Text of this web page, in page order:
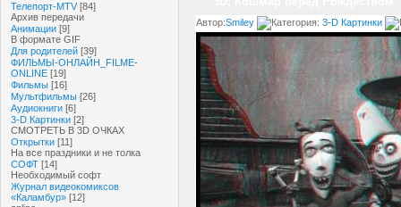
Телепорт-MTV [84]
Архив передачи
Анимации [9]
В формате GIF
Для родителей [39]
ФИЛЬМЫ-ОНЛАЙН_FILME-
ONLINE [19]
Фильмы [16]
Мультфильмы [26]
Аудиокниги [6]
3-D Картинки [2]
СМОТРЕТЬ В 3D ОЧКАХ
Открытки [11]
На все праздники и не толка
СОФТ [14]
Необходимый софт
Журнал видеокомиксов
«Каламбур» [12]
Автор:Smiley Категория: 3-D Картинки